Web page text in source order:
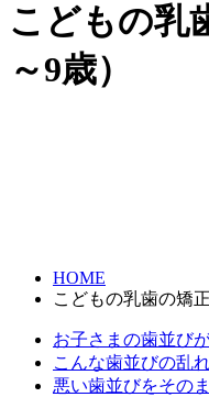
こどもの乳
～9歳）
HOME
こどもの乳歯の矯
お子さまの歯並び
こんな歯並びの乱
悪い歯並びをその